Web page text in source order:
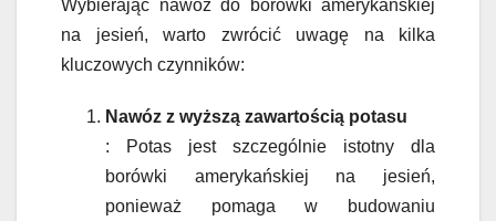
Wybierając nawóz do borówki amerykańskiej
na jesień, warto zwrócić uwagę na kilka
kluczowych czynników:
Nawóz z wyższą zawartością potasu
: Potas jest szczególnie istotny dla
borówki amerykańskiej na jesień,
ponieważ pomaga w budowaniu